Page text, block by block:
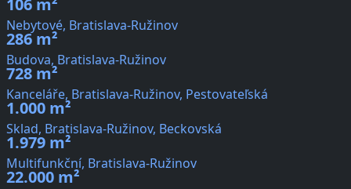
106 m²
Nebytové, Bratislava-Ružinov
286 m²
Budova, Bratislava-Ružinov
728 m²
Kanceláře, Bratislava-Ružinov, Pestovateľská
1.000 m²
Sklad, Bratislava-Ružinov, Beckovská
1.979 m²
Multifunkční, Bratislava-Ružinov
22.000 m²